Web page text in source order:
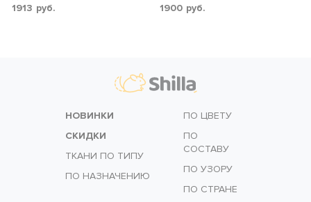
1913 руб. 1900 руб.
НОВИНКИ
СКИДКИ
ТКАНИ ПО ТИПУ
ПО НАЗНАЧЕНИЮ
ПО ЦВЕТУ
ПО
СОСТАВУ
ПО УЗОРУ
ПО СТРАНЕ